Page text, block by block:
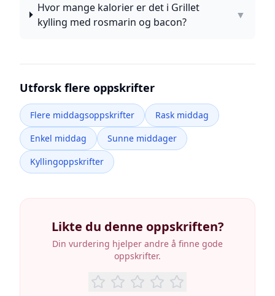
Hvor mange kalorier er det i Grillet
kylling med rosmarin og bacon?
▼
Utforsk flere oppskrifter
Flere middagsoppskrifter
Rask middag
Enkel middag
Sunne middager
Kyllingoppskrifter
Likte du denne oppskriften?
Din vurdering hjelper andre å finne gode
oppskrifter.